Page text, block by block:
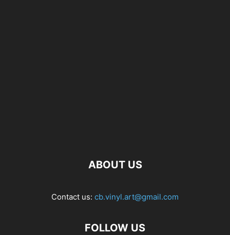
ABOUT US
Contact us: cb.vinyl.art@gmail.com
FOLLOW US